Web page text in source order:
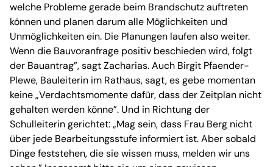
welche Probleme gerade beim Brandschutz auftreten
können und planen darum alle Möglichkeiten und
Unmöglichkeiten ein. Die Planungen laufen also weiter.
Wenn die Bauvoranfrage positiv beschieden wird, folgt
der Bauantrag”, sagt Zacharias. Auch Birgit Pfaender-
Plewe, Bauleiterin im Rathaus, sagt, es gebe momentan
keine „Verdachtsmomente dafür, dass der Zeitplan nicht
gehalten werden könne”. Und in Richtung der
Schulleiterin gerichtet: „Mag sein, dass Frau Berg nicht
über jede Bearbeitungsstufe informiert ist. Aber sobald
Dinge feststehen, die sie wissen muss, melden wir uns